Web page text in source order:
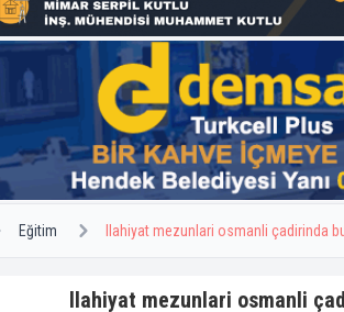
Eğitim Ilahiyat mezunlari osmanli çadirinda
Ilahiyat mezunlari osmanli